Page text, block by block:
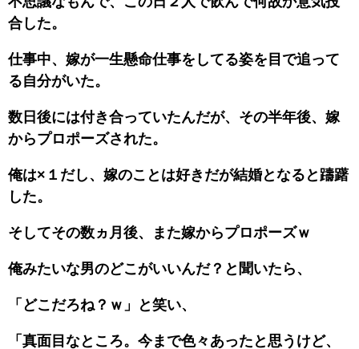
合した。
仕事中、嫁が一生懸命仕事をしてる姿を目で追って
る自分がいた。
数日後には付き合っていたんだが、その半年後、嫁
からプロポーズされた。
俺は×１だし、嫁のことは好きだが結婚となると躊躇
した。
そしてその数ヵ月後、また嫁からプロポーズｗ
俺みたいな男のどこがいいんだ？と聞いたら、
「どこだろね？ｗ」と笑い、
「真面目なところ。今まで色々あったと思うけど、